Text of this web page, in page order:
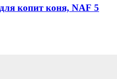
копит коня, NAF 5